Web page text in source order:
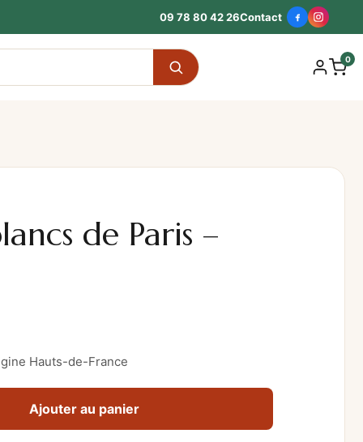
09 78 80 42 26Contact
0
de Paris –
Hauts-de-France
Ajouter au panier